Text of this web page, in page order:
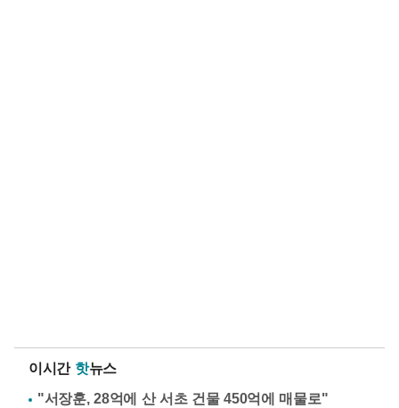
이시간 핫뉴스
"서장훈, 28억에 산 서초 건물 450억에 매물로"